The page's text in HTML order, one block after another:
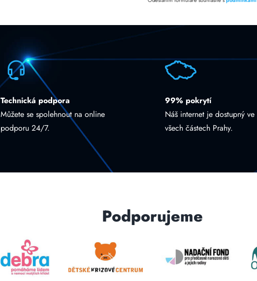
Technická podpora
Můžete se spolehnout na online
podporu 24/7.
99% pokrytí
Náš internet je dostupný ve
všech částech Prahy.
Podporujeme